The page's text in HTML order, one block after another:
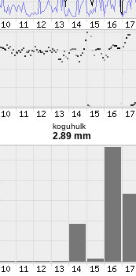
koguhulk
2.89 mm